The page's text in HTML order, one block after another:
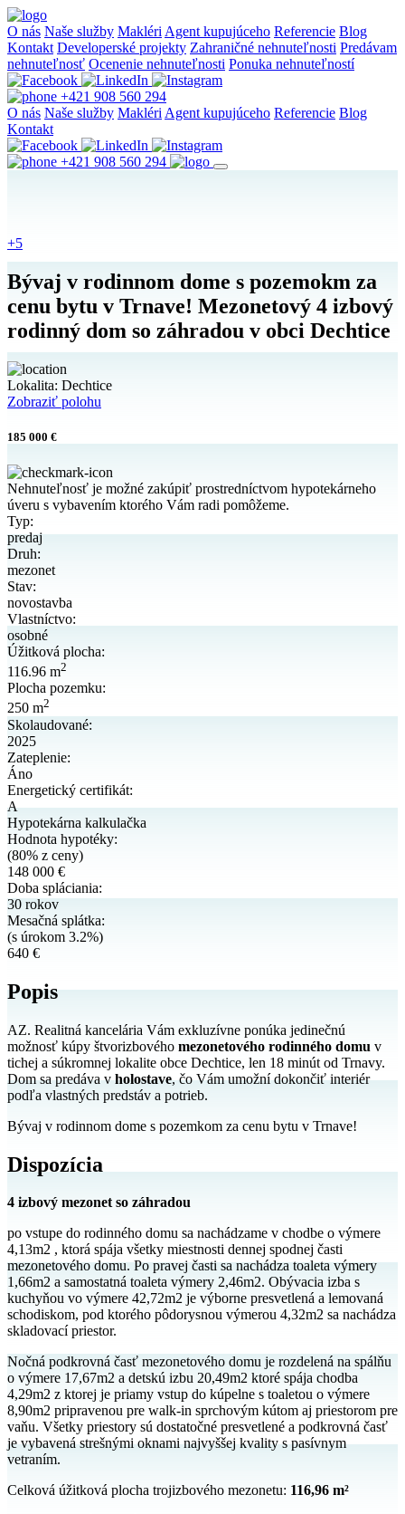
O nás Naše služby Makléri Agent kupujúceho Referencie Blog
Kontakt Developerské projekty Zahraničné nehnuteľnosti Predávam
nehnuteľnosť Ocenenie nehnuteľnosti Ponuka nehnuteľností
+421 908 560 294
O nás Naše služby Makléri Agent kupujúceho Referencie Blog
Kontakt
+421 908 560 294
+5
Bývaj v rodinnom dome s pozemokm za
cenu bytu v Trnave! Mezonetový 4 izbový
rodinný dom so záhradou v obci Dechtice
Lokalita: Dechtice
Zobraziť polohu
185 000 €
Nehnuteľnosť je možné zakúpiť prostredníctvom hypotekárneho
úveru s vybavením ktorého Vám radi pomôžeme.
Typ:
predaj
Druh:
mezonet
Stav:
novostavba
Vlastníctvo:
osobné
Úžitková plocha:
116.96 m2
Plocha pozemku:
250 m2
Skolaudované:
2025
Zateplenie:
Áno
Energetický certifikát:
A
Hypotekárna kalkulačka
Hodnota hypotéky:
(80% z ceny)
148 000 €
Doba spláciania:
30 rokov
Mesačná splátka:
(s úrokom 3.2%)
640 €
Popis
AZ. Realitná kancelária Vám exkluzívne ponúka jedinečnú
možnosť kúpy štvorizbového mezonetového rodinného domu v
tichej a súkromnej lokalite obce Dechtice, len 18 minút od Trnavy.
Dom sa predáva vholostave, čo Vám umožní dokončiť interiér
podľa vlastných predstáv a potrieb.
Bývaj v rodinnom dome s pozemkom za cenu bytu v Trnave!
Dispozícia
4 izbový mezonet so záhradou
po vstupe do rodinného domu sa nachádzame v chodbe o výmere
4,13m2 , ktorá spája všetky miestnosti dennej spodnej časti
mezonetového domu. Po pravej časti sa nachádza toaleta výmery
1,66m2 a samostatná toaleta výmery 2,46m2. Obývacia izba s
kuchyňou vo výmere 42,72m2 je výborne presvetlená a lemovaná
schodiskom, pod ktorého pôdorysnou výmerou 4,32m2 sa nachádza
skladovací priestor.
Nočná podkrovná časť mezonetového domu je rozdelená na spálňu
o výmere 17,67m2 a detskú izbu 20,49m2 ktoré spája chodba
4,29m2 z ktorej je priamy vstup do kúpelne s toaletou o výmere
8,90m2 pripravenou pre walk-in sprchovým kútom aj priestorom pre
vaňu. Všetky priestory sú dostatočné presvetlené a podkrovná časť
je vybavená strešnými oknami najvyššej kvality s pasívnym
vetraním.
Celková úžitková plocha trojizbového mezonetu: 116,96 m²